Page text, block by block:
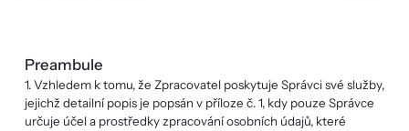
Preambule
1. Vzhledem k tomu, že Zpracovatel poskytuje Správci své služby,
jejichž detailní popis je popsán v příloze č. 1, kdy pouze Správce
určuje účel a prostředky zpracování osobních údajů, které